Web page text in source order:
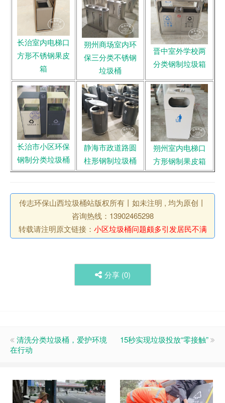
长治室内电梯口
方形不锈钢果皮
箱
朔州商场室内环
保三分类不锈钢
垃圾桶
晋中室外学校两
分类钢制垃圾箱
长治市小区环保
钢制分类垃圾桶
静海市政道路圆
柱形钢制垃圾桶
朔州室内电梯口
方形钢制果皮箱
传志环保山西垃圾桶站版权所有丨如未注明 , 均为原创丨
咨询热线：13902465298
转载请注明原文链接： 小区垃圾桶问题颇多引发居民不满
分享 (0)
清洗分类垃圾桶，爱护环境
在行动
15秒实现垃圾投放“零接触”